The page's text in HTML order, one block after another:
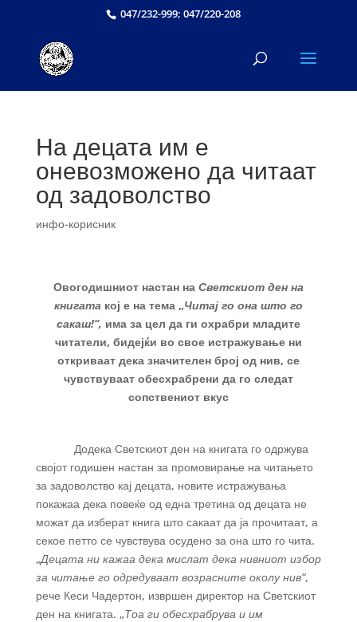
047/232-999; 047/220-208
На децата им е
оневозможено да читаат
од задоволство
инфо-корисник
Овогодишниот настан на Светскиот ден на
книгатакој е на тема „Читај го она што го
сакаш!“, има за цел да ги охрабри младите
читатели, бидејќи во свое истражување ни
откриваат дека значителен број од нив, се
чувствуваат обесхрабрени да го следат
сопствениот вкус
Додека Светскиот ден на книгата го одржува
својот годишен настан за промовирање на читањето
за задоволство кај децата, новите истражувања
покажаа дека повеќе од една третина од децата не
можат да изберат книга што сакаат да ја прочитаат, а
секое петто се чувствува осудено за она што го чита.
„Децата ни кажаа дека мислат дека нивниот избор
за читање го одредуваат возрасните околу нив“,
рече Кеси Чадертон, извршен директор на Светскиот
ден на книгата. „Тоа ги обесхрабрува и им